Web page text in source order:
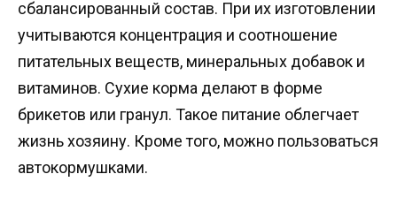
сбалансированный состав. При их изготовлении
учитываются концентрация и соотношение
питательных веществ, минеральных добавок и
витаминов. Сухие корма делают в форме
брикетов или гранул. Такое питание облегчает
жизнь хозяину. Кроме того, можно пользоваться
автокормушками.